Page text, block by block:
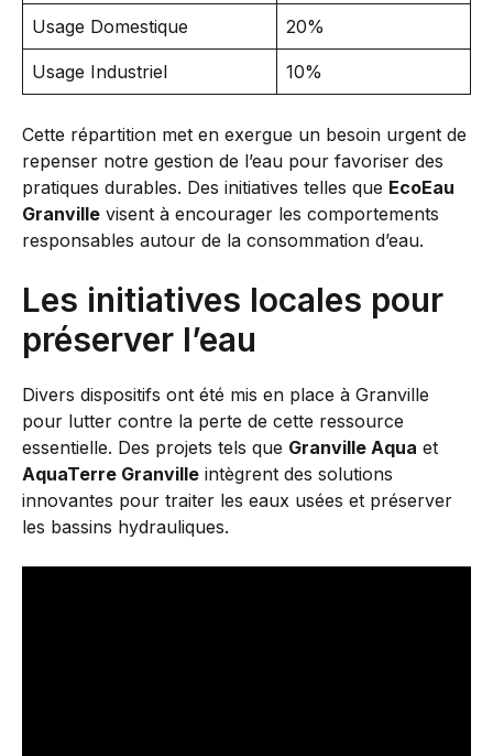
Usage Domestique 20%
Usage Industriel 10%
Cette répartition met en exergue un besoin urgent de
repenser notre gestion de l’eau pour favoriser des
pratiques durables. Des initiatives telles que EcoEau
Granville visent à encourager les comportements
responsables autour de la consommation d’eau.
Les initiatives locales pour
préserver l’eau
Divers dispositifs ont été mis en place à Granville
pour lutter contre la perte de cette ressource
essentielle. Des projets tels que Granville Aqua et
AquaTerre Granville intègrent des solutions
innovantes pour traiter les eaux usées et préserver
les bassins hydrauliques.